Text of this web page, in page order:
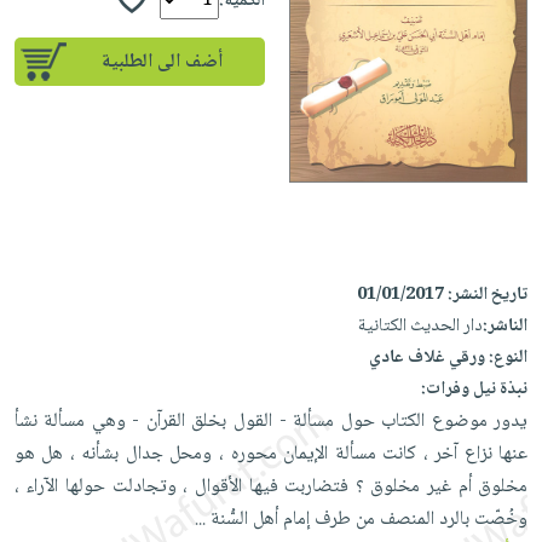
إختياراتنا
صندوق
القراءة
iKitab
حدود
أسئلة
يتكرر
على
Android
تحميل
iKitab
على
Apple
أسئلة
يتكرر
masmu3
على
masmu3
على
Apple
المواضيع
مبيعاً
إختياراتنا
وسائل
القراءة
جوائز
تعليمية
الصحة
والعناية
الشخصية
جديد
أجهزة
العناية
الشخصية
العناية
وتصفيف
الشعر
العناية
بالجسم
المطبخ
والسفرة
جديد
الكل
أواني
الطهي
أدوات
متجر
الهدايا
أقسام
أضف الى الطلبية
تاريخ النشر:01/01/2017
الناشر:دار الحديث الكتانية
النوع:ورقي غلاف عادي
نبذة نيل وفرات:
يدور موضوع الكتاب حول مسألة - القول بخلق القرآن - وهي مسألة نشأ
عنها نزاع آخر ، كانت مسألة الإيمان محوره ، ومحل جدال بشأنه ، هل هو
مخلوق أم غير مخلوق ؟ فتضاربت فيها الأقوال ، وتجادلت حولها الآراء ،
وخُصّت بالرد المنصف من طرف إمام أهل السُّنة...